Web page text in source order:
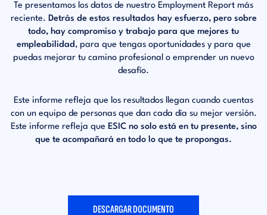
Te presentamos los datos de nuestro Employment Report más
reciente. Detrás de estos resultados hay esfuerzo, pero sobre
todo, hay compromiso y trabajo para que mejores tu
empleabilidad ,para que tengas oportunidades y para que
puedasmejorar tu camino profesional o emprenderun nuevo
desafío.
Este informe refleja que los resultados llegan cuando cuentas
con un equipo de personas que dan cada día su mejor versión.
Este informe refleja que ESICno solo está en tu presente, sino
que te acompañará en todo lo que te propongas.
DESCARGAR DOCUMENTO